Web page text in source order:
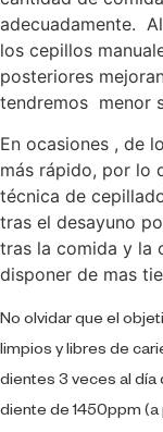
adecuadamente.
los cepillos
posteriores
tendremos menor
En ocasiones , de
más rápido, por lo
técnica de
tras el desayuno
tras la comida y la
disponer de mas
No olvidar que el
limpios y libres de
dientes 3 veces al día
diente de 1450ppm (a